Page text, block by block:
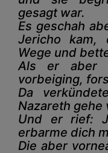
gesagt war.
Es geschah
Jericho kam,
Wege und
Als er aber
vorbeiging,
Da
Nazareth gehe
Und er rief:
erbarme dich
Die aber